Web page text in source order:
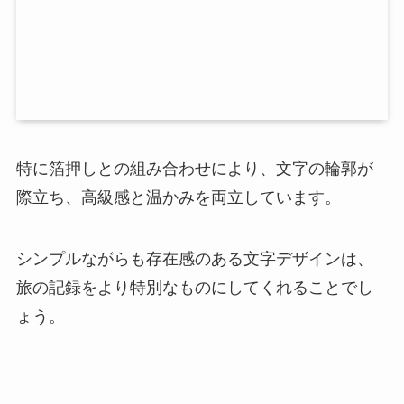
特に箔押しとの組み合わせにより、文字の輪郭が
際立ち、高級感と温かみを両立しています。
シンプルながらも存在感のある文字デザインは、
旅の記録をより特別なものにしてくれることでし
ょう。